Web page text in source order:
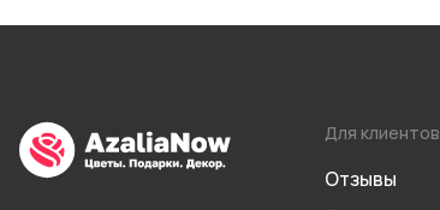
Для клиентов
Отзывы